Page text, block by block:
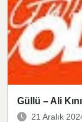
Güllü – Ali
21 Aralık